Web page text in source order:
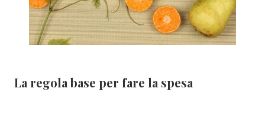
La regola base per fare la spesa